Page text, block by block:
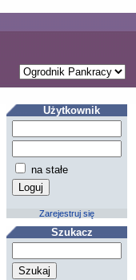
Użytkownik
na stałe
Zarejestruj się
Szukacz